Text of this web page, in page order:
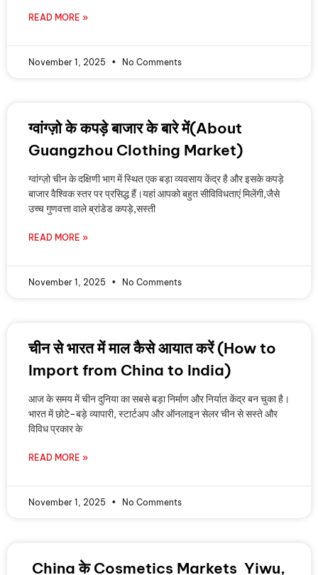
READ MORE »
November 1, 2025 No Comments
ग्वांग्ज़ो के कपड़े बाजार के बारे में(About
Guangzhou Clothing Market)
ग्वांग्ज़ो चीन के दक्षिणी भाग में स्थित एक बड़ा व्यवसाय केंद्र है और इसके कपड़े
बाजार वैश्विक स्तर पर प्रसिद्ध हैं।यहां आपको बहुत सीविविधताएं मिलेंगी,जैसे
उच्च गुणवत्ता वाले ब्रांडेड कपड़े,सस्ती
READ MORE »
November 1, 2025 No Comments
चीन से भारत में माल कैसे आयात करें (How to
Import from China to India)
आज के समय में चीन दुनिया का सबसे बड़ा निर्माण और निर्यात केंद्र बन चुका है।
भारत में छोटे-बड़े व्यापारी, स्टार्टअप और ऑनलाइन सेलर चीन से सस्ते और
विविध प्रकार के
READ MORE »
November 1, 2025 No Comments
China के Cosmetics Markets Yiwu,